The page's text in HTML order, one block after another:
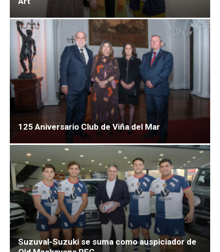
125 Aniversario Club de Viña del Mar
Suzuval-Suzuki se suma como auspiciador de